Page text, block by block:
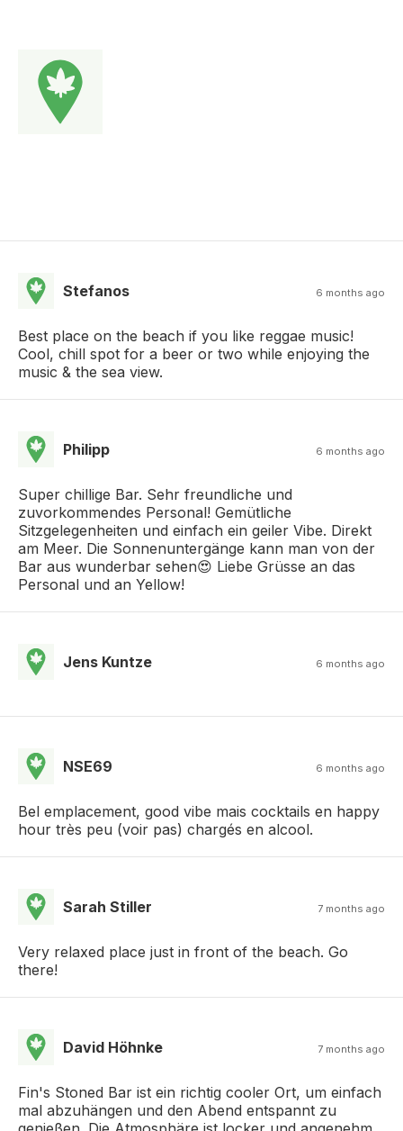
Stefanos 6 months ago
Best place on the beach if you like reggae music!
Cool, chill spot for a beer or two while enjoying the
music & the sea view.
Philipp 6 months ago
Super chillige Bar. Sehr freundliche und
zuvorkommendes Personal! Gemütliche
Sitzgelegenheiten und einfach ein geiler Vibe. Direkt
am Meer. Die Sonnenuntergänge kann man von der
Bar aus wunderbar sehen😍 Liebe Grüsse an das
Personal und an Yellow!
Jens Kuntze 6 months ago
NSE69 6 months ago
Bel emplacement, good vibe mais cocktails en happy
hour très peu (voir pas) chargés en alcool.
Sarah Stiller 7 months ago
Very relaxed place just in front of the beach. Go
there!
David Höhnke 7 months ago
Fin's Stoned Bar ist ein richtig cooler Ort, um einfach
mal abzuhängen und den Abend entspannt zu